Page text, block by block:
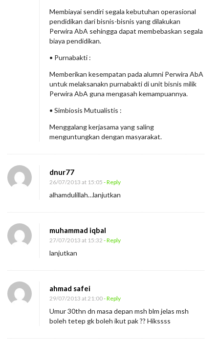
Membiayai sendiri segala kebutuhan operasional
pendidikan dari bisnis-bisnis yang dilakukan
Perwira AbA sehingga dapat membebaskan segala
biaya pendidikan.
• Purnabakti :
Memberikan kesempatan pada alumni Perwira AbA
untuk melaksanakn purnabakti di unit bisnis milik
Perwira AbA guna mengasah kemampuannya.
• Simbiosis Mutualistis :
Menggalang kerjasama yang saling
menguntungkan dengan masyarakat.
dnur77
26/07/2013 at 15:05 - Reply
alhamdulillah…lanjutkan
muhammad iqbal
27/07/2013 at 15:32 - Reply
lanjutkan
ahmad safei
29/07/2013 at 21:00- Reply
Umur 30thn dn masa depan msh blm jelas msh
boleh tetep gk boleh ikut pak ?? Hikssss